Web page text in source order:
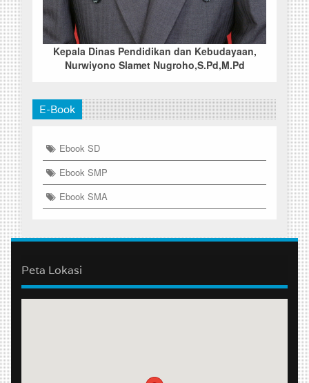
Kepala Dinas Pendidikan dan Kebudayaan,
Nurwiyono Slamet Nugroho,S.Pd,M.Pd
E-Book
Ebook SD
Ebook SMP
Ebook SMA
Peta Lokasi